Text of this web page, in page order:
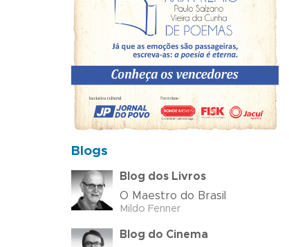
Blogs
Blog dos Livros
O Maestro do Brasil
Mildo Fenner
Blog do Cinema